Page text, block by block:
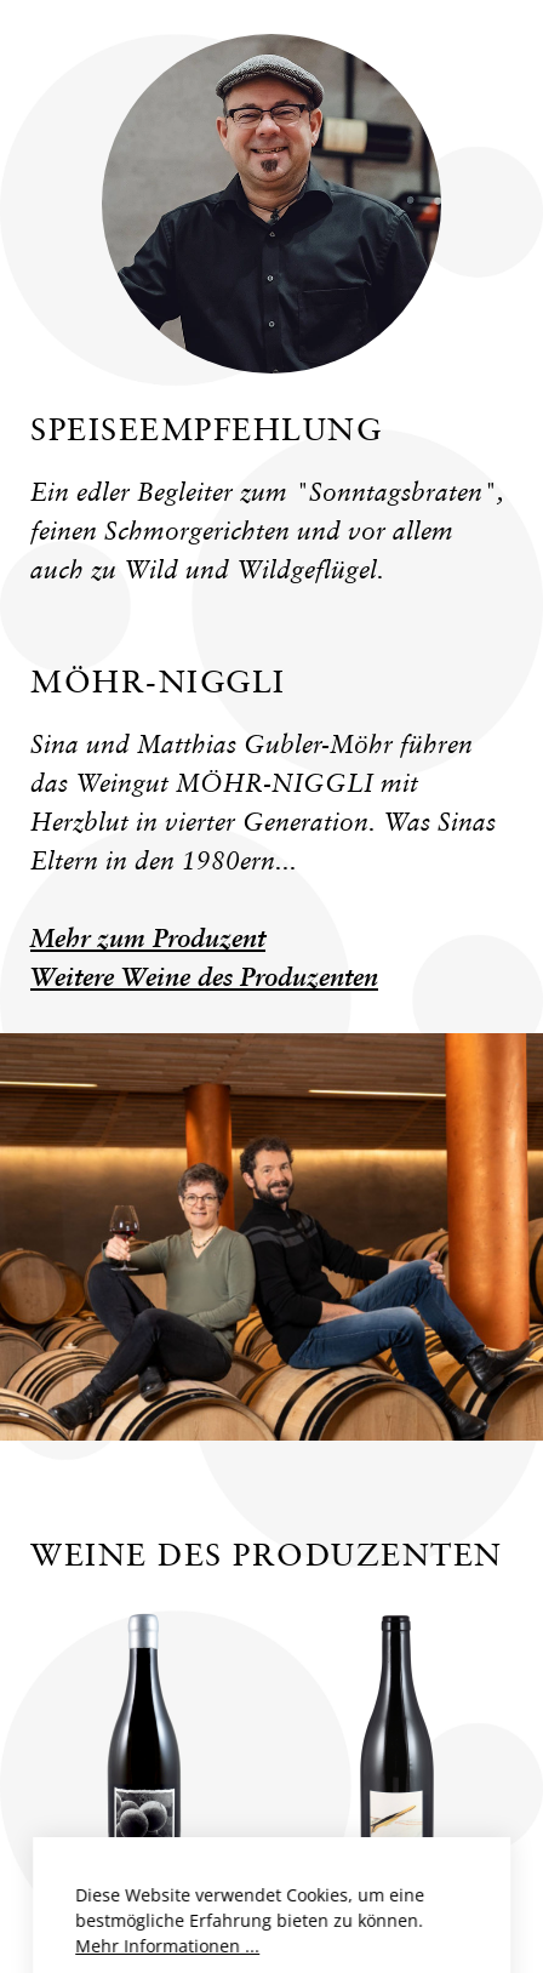
SPEISEEMPFEHLUNG
Ein edler Begleiter zum "Sonntagsbraten",
feinen Schmorgerichten und vor allem
auch zu Wild und Wildgeflügel.
MÖHR-NIGGLI
Sina und Matthias Gubler-Möhr führen
das Weingut MÖHR-NIGGLI mit
Herzblut in vierter Generation. Was Sinas
Eltern in den 1980ern...
Mehr zum Produzent
Weitere Weine des Produzenten
WEINE DES PRODUZENTEN
CHARDONNAY
Diese Website verwendet Cookies, um eine
bestmögliche Erfahrung bieten zu können.
Mehr Informationen ...